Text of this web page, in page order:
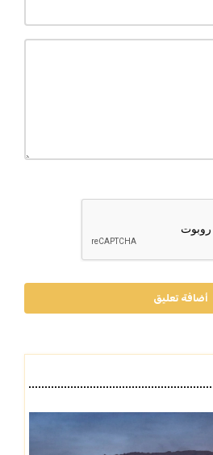
أضافة تعليق